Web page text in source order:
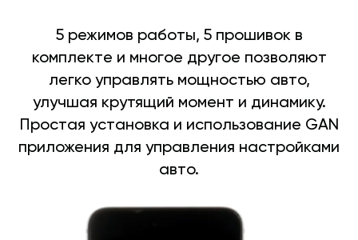
5 режимов работы, 5 прошивок в
комплекте и многое другое позволяют
легко управлять мощностью авто,
улучшая крутящий момент и динамику.
Простая установка и использование GAN
приложения для управления настройками
авто.